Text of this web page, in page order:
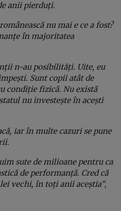
anii pierduți.
nu mai e ce a fost?
în majoritatea
n-au posibilități. Uite, eu
Sunt copii atât de
condiție fizică. Nu există
nu investește în acești
iar în multe cazuri se pune
sute de milioane pentru ca
de performanță. Cred că
vechi, în toți anii aceștia”,